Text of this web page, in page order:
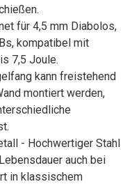
für 4,5 mm Diabolos,
kompatibel mit
7,5 Joule.
kann freistehend
montiert werden,
- Hochwertiger Stahl
auch bei
in klassischem